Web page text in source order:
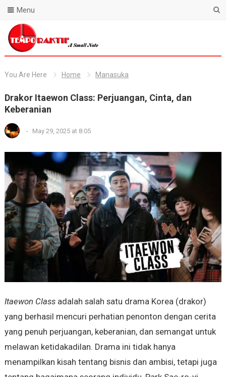
Blog Temporaktif
Menu
You Are Here Home Manasuka
Drakor Itaewon Class: Perjuangan, Cinta, dan
Keberanian
- May 29, 2025 at 8:05
Itaewon Classadalah salah satu drama Korea (drakor)
yang berhasil mencuri perhatian penonton dengan cerita
yang penuh perjuangan, keberanian, dan semangat untuk
melawan ketidakadilan. Drama ini tidak hanya
menampilkan kisah tentang bisnis dan ambisi, tetapi juga